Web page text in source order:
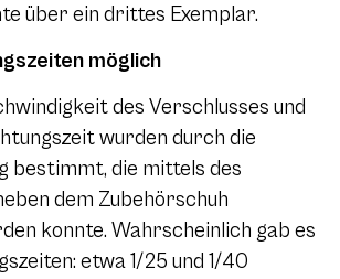
über ein drittes Exemplar.
möglich
des Verschlusses und
wurden durch die
bestimmt, die mittels des
dem Zubehörschuh
konnte. Wahrscheinlich gab es
etwa 1/25 und 1/40